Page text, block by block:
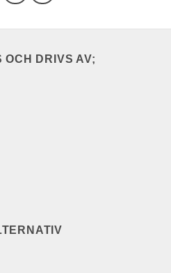
DRIVS AV;